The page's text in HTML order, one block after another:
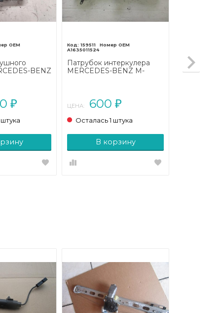
BENZ
₽
159511
A1635011524
Патрубок интеркулера
MERCEDES-BENZ M-
ЦЕНА: 600 ₽
Осталась 1 штука
В корзину